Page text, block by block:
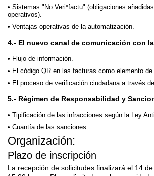
Sistemas "No Veri*factu" (obligaciones
operativos).
Ventajas operativas de la automatización.
4.- El nuevo canal de comunicación con la
Flujo de información.
El código QR en las facturas como elemento
El proceso de verificación ciudadana a través
5.- Régimen de Responsabilidad y
Tipificación de las infracciones según la Ley
Cuantía de las sanciones.
Organización:
Plazo de inscripción
La recepción de solicitudes finalizará el 14